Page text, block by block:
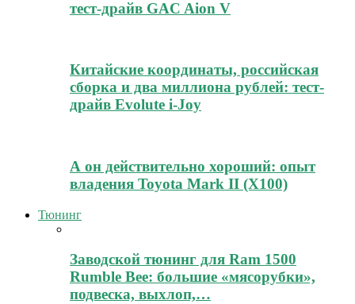
тест-драйв GAC Aion V
Китайские координаты, российская
сборка и два миллиона рублей: тест-
драйв Evolute i-Joy
А он действительно хороший: опыт
владения Toyota Mark II (Х100)
Тюнинг
Заводской тюнинг для Ram 1500
Rumble Bee: большие «мясорубки»,
подвеска, выхлоп,…